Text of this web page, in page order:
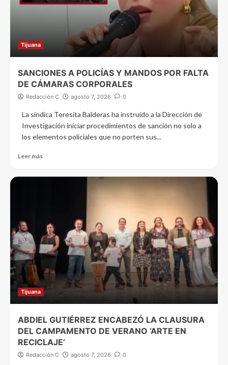
Tijuana
SANCIONES A POLICÍAS Y MANDOS POR FALTA
DE CÁMARAS CORPORALES
Redacción C agosto 7, 2026 0
La síndica Teresita Balderas ha instruido a la Dirección de
Investigación iniciar procedimientos de sanción no solo a
los elementos policiales que no porten sus...
Leer más
Tijuana
ABDIEL GUTIÉRREZ ENCABEZÓ LA CLAUSURA
DEL CAMPAMENTO DE VERANO ‘ARTE EN
RECICLAJE’
Redacción C agosto 7, 2026 0